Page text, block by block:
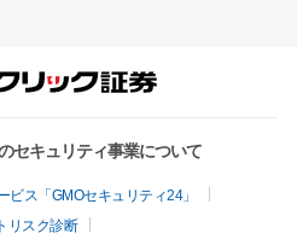
セキュリティ事業について
ス「GMOセキュリティ24」
リスク診断